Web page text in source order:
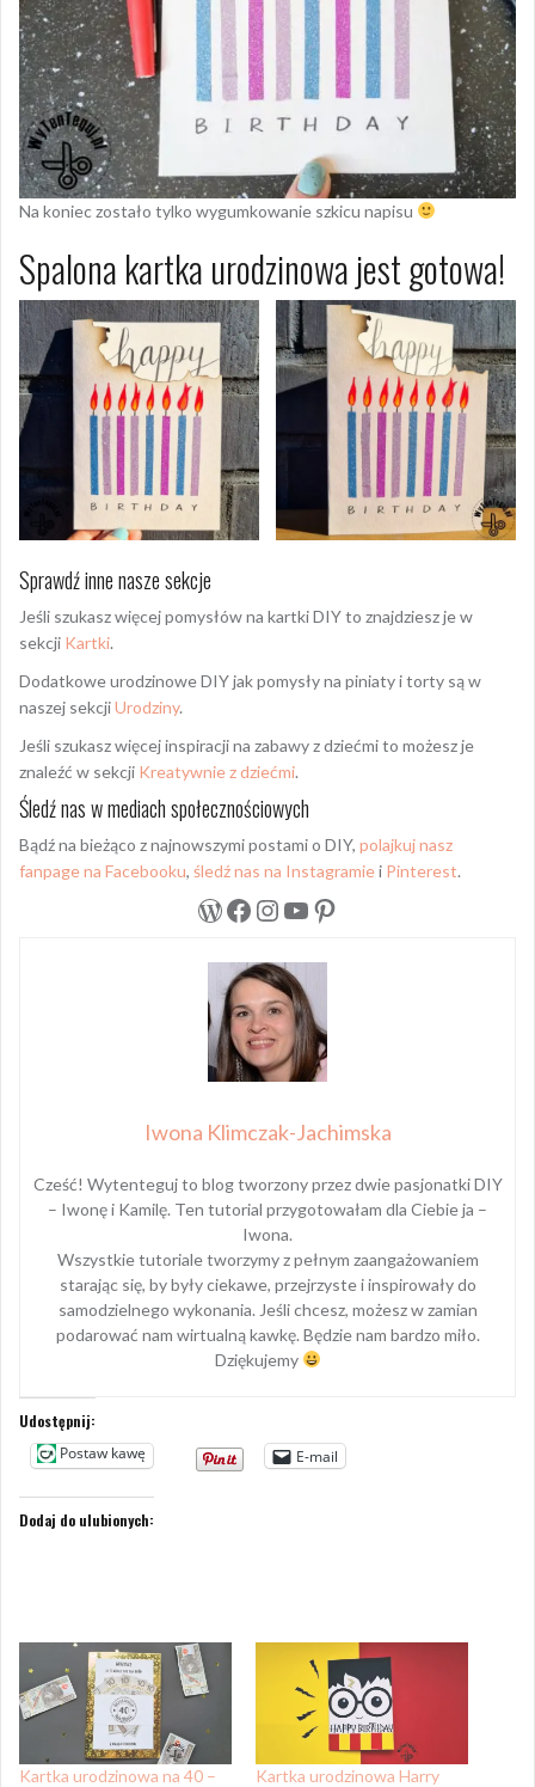
Na koniec zostało tylko wygumkowanie szkicu napisu
Spalona kartka urodzinowa jest gotowa!
Sprawdź inne nasze sekcje
Jeśli szukasz więcej pomysłów na kartki DIY to znajdziesz je w
sekcji Kartki.
Dodatkowe urodzinowe DIY jak pomysły na piniaty i torty są w
naszej sekcjiUrodziny.
Jeśli szukasz więcej inspiracji na zabawy z dziećmi to możesz je
znaleźć w sekcji Kreatywnie z dziećmi.
Śledź nas w mediach społecznościowych
Bądź na bieżąco z najnowszymi postami o DIY, polajkuj nasz
fanpage na Facebooku, śledź nas na Instagramiei Pinterest.
WordPress
Facebook
Instagram
YouTube
Pinterest
Iwona Klimczak-Jachimska
Cześć! Wytenteguj to blog tworzony przez dwie pasjonatki DIY
– Iwonę i Kamilę. Ten tutorial przygotowałam dla Ciebie ja –
Iwona.
Wszystkie tutoriale tworzymy z pełnym zaangażowaniem
starając się, by były ciekawe, przejrzyste i inspirowały do
samodzielnego wykonania. Jeśli chcesz, możesz w zamian
podarować nam wirtualną kawkę. Będzie nam bardzo miło.
Dziękujemy
Udostępnij:
Postaw kawę
E-mail
Dodaj do ulubionych:
Kartka urodzinowa na 40 –
Kartka urodzinowa Harry